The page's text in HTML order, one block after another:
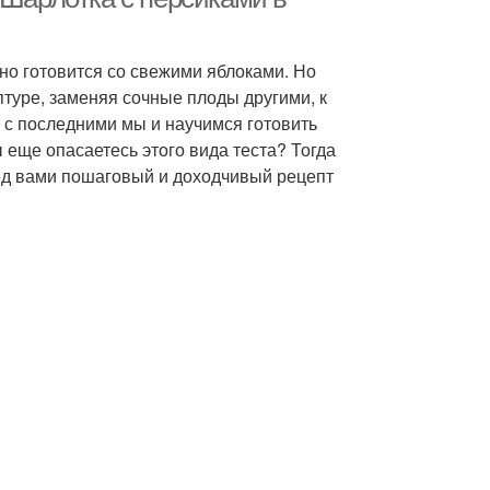
готовится со свежими яблоками. Но
заменяя сочные плоды другими, к
последними мы и научимся готовить
опасаетесь этого вида теста? Тогда
вами пошаговый и доходчивый рецепт